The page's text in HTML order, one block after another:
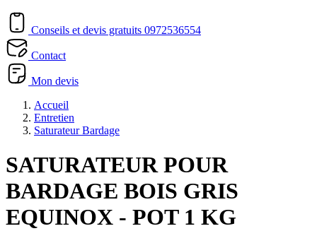
Conseils et devis gratuits 0972536554
Contact
Mon devis
Accueil
Entretien
Saturateur Bardage
SATURATEUR POUR
BARDAGE BOIS GRIS
EQUINOX - POT 1 KG